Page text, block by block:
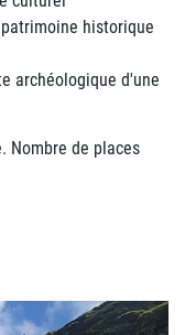
historique
archéologique d'une
Nombre de places